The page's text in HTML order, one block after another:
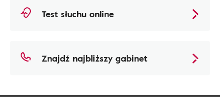
Test słuchu online
Znajdź najbliższy gabinet